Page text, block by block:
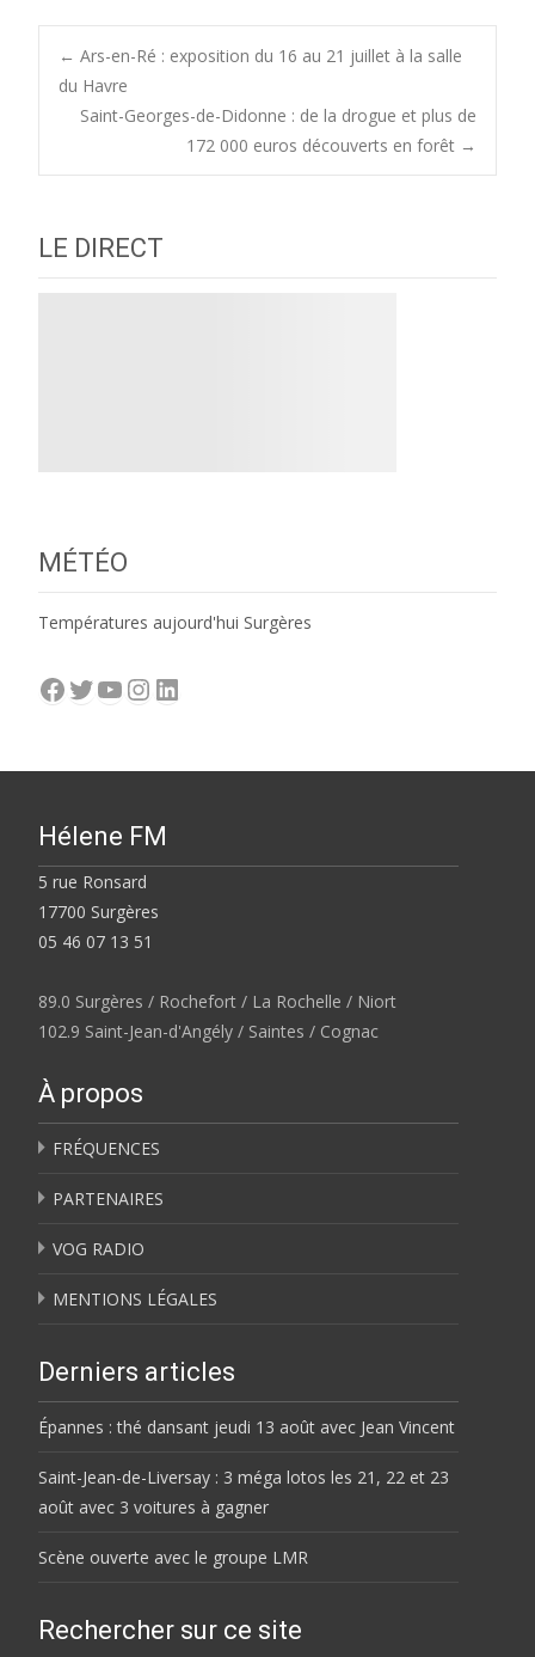
Post
navigation
← Ars-en-Ré : exposition du 16 au 21 juillet à la salle
du Havre
Saint-Georges-de-Didonne : de la drogue et plus de
172 000 euros découverts en forêt →
LE DIRECT
MÉTÉO
Températures aujourd'hui Surgères
Facebook
Twitter
YouTube
Instagram
LinkedIn
Hélene FM
5 rue Ronsard
17700 Surgères
05 46 07 13 51
89.0 Surgères / Rochefort / La Rochelle / Niort
102.9 Saint-Jean-d'Angély / Saintes / Cognac
À propos
FRÉQUENCES
PARTENAIRES
VOG RADIO
MENTIONS LÉGALES
Derniers articles
Épannes : thé dansant jeudi 13 août avec Jean Vincent
Saint-Jean-de-Liversay : 3 méga lotos les 21, 22 et 23
août avec 3 voitures à gagner
Scène ouverte avec le groupe LMR
Rechercher sur ce site